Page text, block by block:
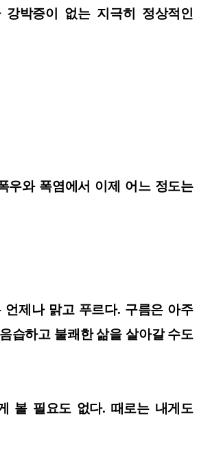
박증이 없는 지극히 정상적인
우와 폭염에서 이제 어느 정도는
제나 맑고 푸르다. 구름은 아주
습하고 불쾌한 삶을 살아갈 수도
볼 필요도 없다. 때로는 내게도